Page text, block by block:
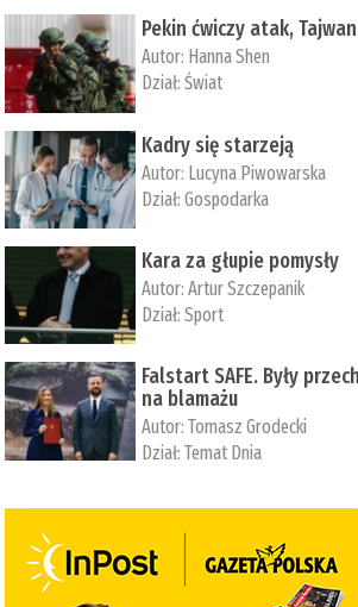
Pekin ćwiczy atak,
Autor: ­Hanna Shen
Dział:Świat
Kadry się starzeją
Autor: Lucyna Piwowarska
Dział:Gospodarka
Kara za głupie pomysły
Autor:Artur Szczepanik
Dział:Sport
Falstart SAFE. Były
na blamażu
Autor:Tomasz Grodecki
Dział:Temat Dnia